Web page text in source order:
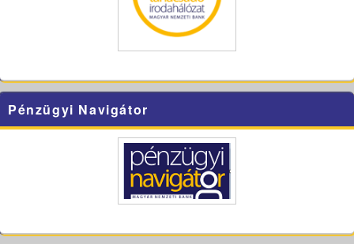
Pénzügyi Navigátor